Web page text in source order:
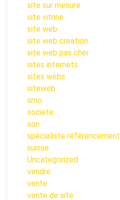
site sur mesure
site vitrine
site web
site web creation
site web pas cher
sites internets
sites webs
siteweb
smo
societe
son
spécialiste référencement
suisse
Uncategorized
vendre
vente
vente de site